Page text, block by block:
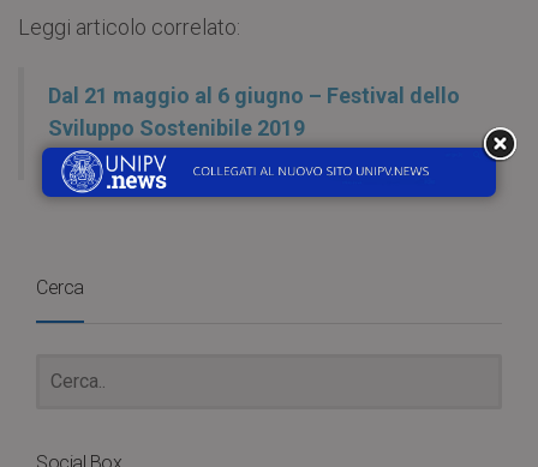
Leggi articolo correlato:
Dal 21 maggio al 6 giugno – Festival dello
Sviluppo Sostenibile 2019
Cerca